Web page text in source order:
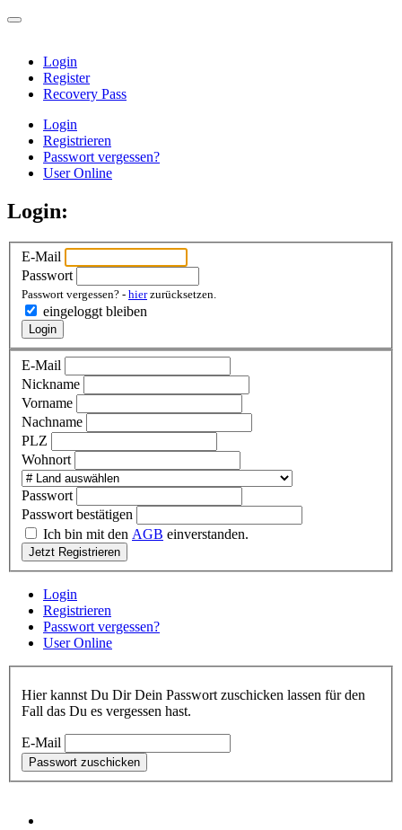
Login
Register
Recovery Pass
Login
Registrieren
Passwort vergessen?
User Online
Login:
E-Mail
Passwort
Passwort vergessen? - hierzurücksetzen.
eingeloggt bleiben
Login
E-Mail
Nickname
Vorname
Nachname
PLZ
Wohnort
Passwort
Passwort bestätigen
Ich bin mit den AGB einverstanden.
Jetzt Registrieren
Login
Registrieren
Passwort vergessen?
User Online
Hier kannst Du Dir Dein Passwort zuschicken lassen für den
Fall das Du es vergessen hast.
E-Mail
Passwort zuschicken